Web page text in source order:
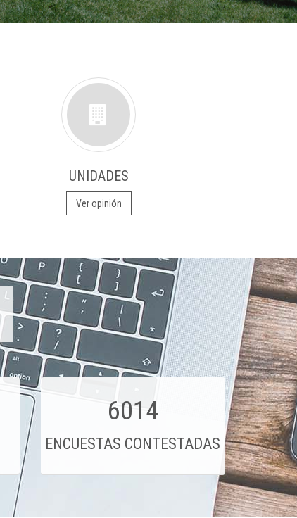
UNIDADES
Ver opinión
6014
ENCUESTAS CONTESTADAS